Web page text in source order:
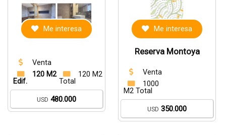
Me interesa
Venta
120 M2
Edif.
120 M2
Total
USD 480.000
Me interesa
Reserva Montoya
Venta
1000
M2 Total
USD 350.000